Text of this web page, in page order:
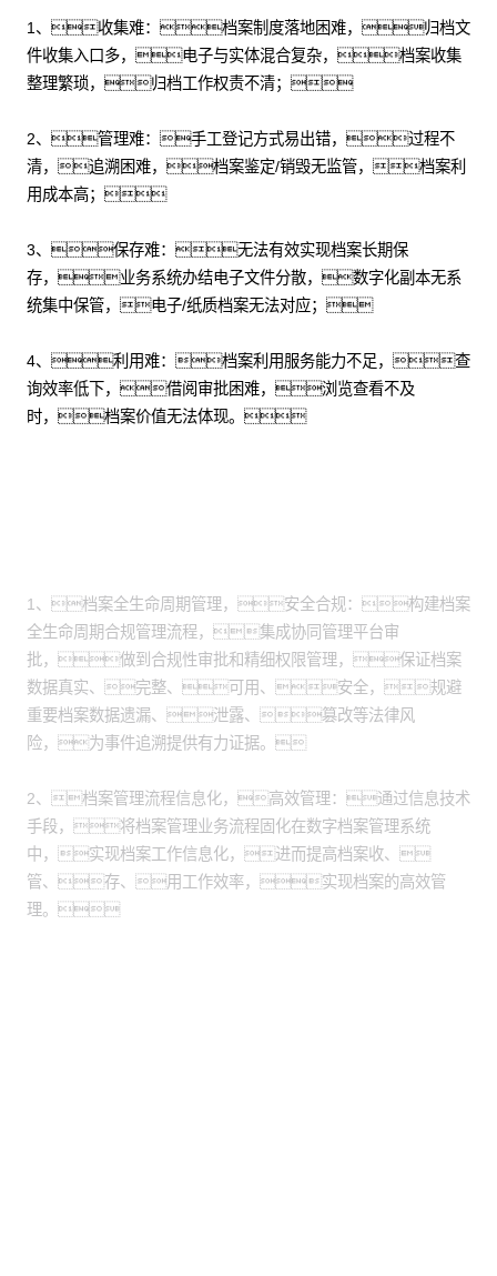
1、收集难：档案制度落地困难，归档文
件收集入口多，电子与实体混合复杂，档案收集
整理繁琐，归档工作权责不清；
2、管理难：手工登记方式易出错，过程不
清，追溯困难，档案鉴定/销毁无监管，档案利
用成本高；
3、保存难：无法有效实现档案长期保
存，业务系统办结电子文件分散，数字化副本无系
统集中保管，电子/纸质档案无法对应；
4、利用难：档案利用服务能力不足，查
询效率低下，借阅审批困难，浏览查看不及
时，档案价值无法体现。
1、档案全生命周期管理，安全合规：构建档案
全生命周期合规管理流程，集成协同管理平台审
批，做到合规性审批和精细权限管理，保证档案
数据真实、完整、可用、安全，规避
重要档案数据遗漏、泄露、篡改等法律风
险，为事件追溯提供有力证据。
2、档案管理流程信息化，高效管理：通过信息技术
手段，将档案管理业务流程固化在数字档案管理系统
中，实现档案工作信息化，进而提高档案收、
管、存、用工作效率，实现档案的高效管
理。